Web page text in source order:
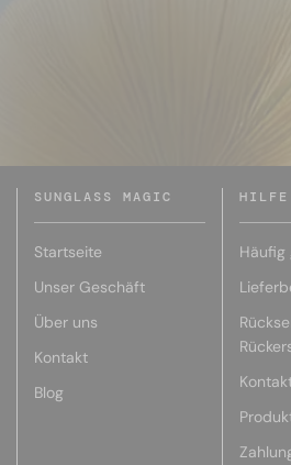
SUNGLASS MAGIC
Startseite
Unser Geschäft
Über uns
Kontakt
Blog
HILFE
Häufig